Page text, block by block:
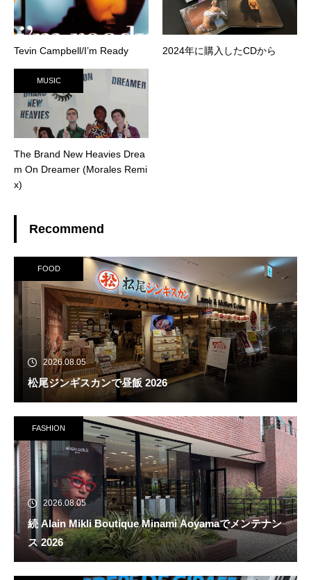
Tevin Campbell/I’m Ready 2024年に購入したCDから
MUSIC
The Brand New Heavies Drea
m On Dreamer (Morales Remi
x)
Recommend
FOOD
2026.08.05
松尾ジンギスカンで昼飯 2026
FASHION
2026.08.05
続 Alain Mikli Boutique Minami Aoyamaでメンテナン
ス 2026